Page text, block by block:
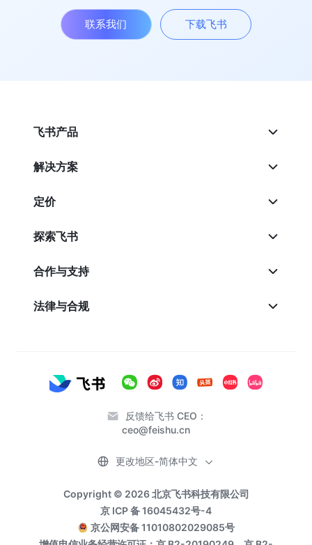
联系我们 下载飞书
飞书产品
解决方案
定价
探索飞书
合作与支持
法律与合规
反馈给飞书 CEO：
ceo@feishu.cn
Copyright © 2026 北京飞书科技有限公司
京 ICP 备 16045432号-4
京公网安备 11010802029085号
更改地区-简体中文